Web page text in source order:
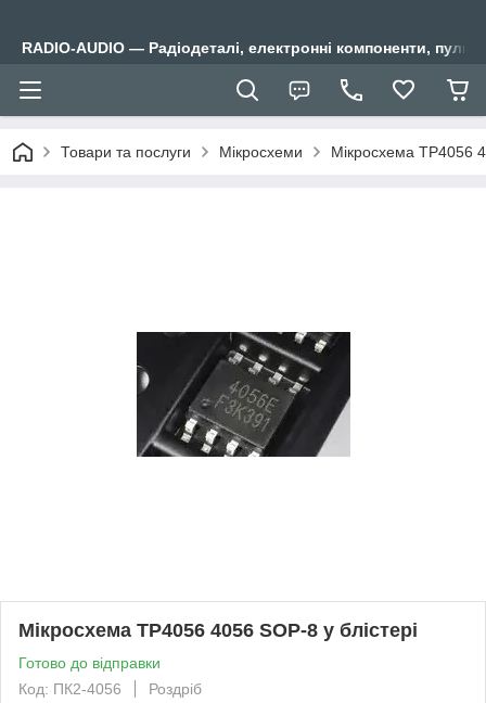
RADIO-AUDIO — Радіодеталі, електронні компоненти,
Товари та послуги Мікросхеми Мікросхема TP4056
Мікросхема TP4056 4056 SOP-8 у блістері
Готово до відправки
Код: ПК2-4056
Роздріб